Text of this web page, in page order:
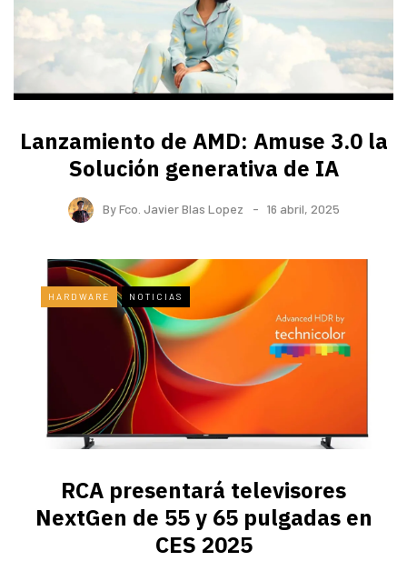
Lanzamiento de AMD: Amuse 3.0 la
Solución generativa de IA
ByFco. Javier Blas Lopez 16 abril, 2025
HARDWARE NOTICIAS
RCA presentará televisores
NextGen de 55 y 65 pulgadas en
CES 2025